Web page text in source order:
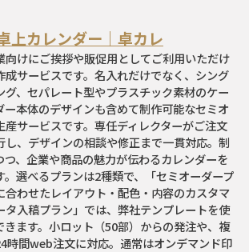
上カレンダー｜卓カレ
向けにご挨拶や販促用としてご利用いただけ
成サービスです。名入れだけでなく、シング
グ、セパレート型やプラスチック素材のケー
ー本体のデザインも含めて制作可能なセミオ
産サービスです。専任ディレクターがご注文
し、デザインの相談や修正まで一貫対応。制
つ、企業や商品の魅力が伝わるカレンダーを
。選べるプランは2種類で、「セミオーダープ
合わせたレイアウト・配色・内容のカスタマ
タ入稿プラン」では、弊社テンプレートを使
きます。小ロット（50部）からの発注や、複
時間web注文に対応。通常はオンデマンド印